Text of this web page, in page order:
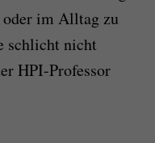
im Alltag zu
schlicht nicht
HPI-Professor